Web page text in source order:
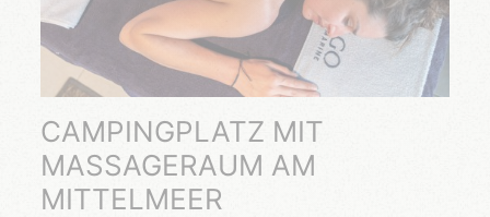
CAMPINGPLATZ MIT
MASSAGERAUM AM
MITTELMEER